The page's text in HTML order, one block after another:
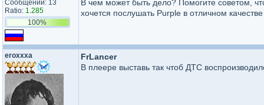
Сообщений: 13
Ratio: 1.285
100%
В чем может быть дело? Помогите советом,
хочется послушать Purple в отличном
eroxxxa
FrLancer
В плеере выставь так чтоб ДТС